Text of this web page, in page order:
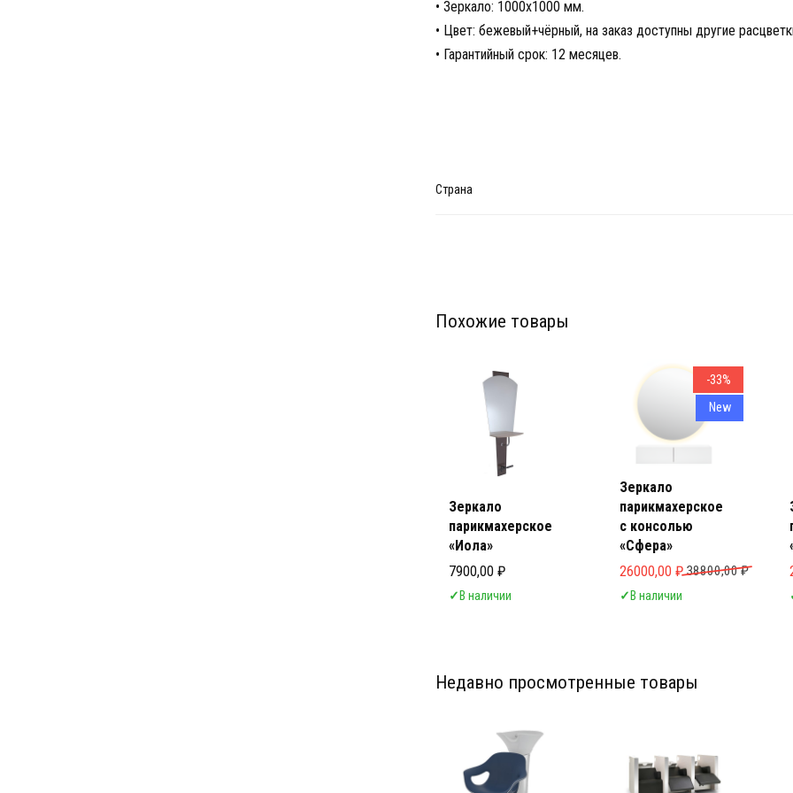
• Зеркало: 1000х1000 мм.
• Цвет: бежевый+чёрный, на заказ доступны другие
• Гарантийный срок: 12 месяцев.
Страна
Похожие товары
Зеркало
парикмахерское
«Иола»
7900,00 ₽
✓ В наличии
-33%
New
Зеркало
парикмахерское
с консолью
«Сфера»
38800,00₽
Первоначальная цена
26000,00 ₽
Текущая цена: 26000,00 ₽.
✓ В наличии
Недавно просмотренные товары